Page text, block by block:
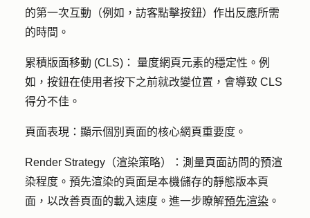
的第一次互動（例如，訪客點擊按鈕）作出反應所需
的時間。
累積版面移動 (CLS)： 量度網頁元素的穩定性。例
如，按鈕在使用者按下之前就改變位置，會導致 CLS
得分不佳。
頁面表現： 顯示個別頁面的核心網頁重要度。
Render Strategy（渲染策略）： 測量頁面訪問的預渲
染程度。預先渲染的頁面是本機儲存的靜態版本頁
面，以改善頁面的載入速度。進一步瞭解預先渲染 。